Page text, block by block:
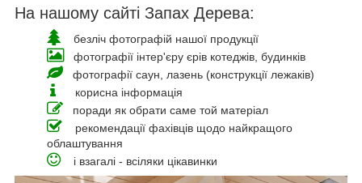
На нашому сайті Запах Дерева:
безліч фотографій нашої продукції
фотографії інтер'єру єрів котеджів, будинків
фотографії саун, лазень (конструкції лежаків)
корисна інформація
поради як обрати саме той матеріал
рекомендації фахівців щодо найкращого
облаштування
і взагалі - всіляки цікавинки